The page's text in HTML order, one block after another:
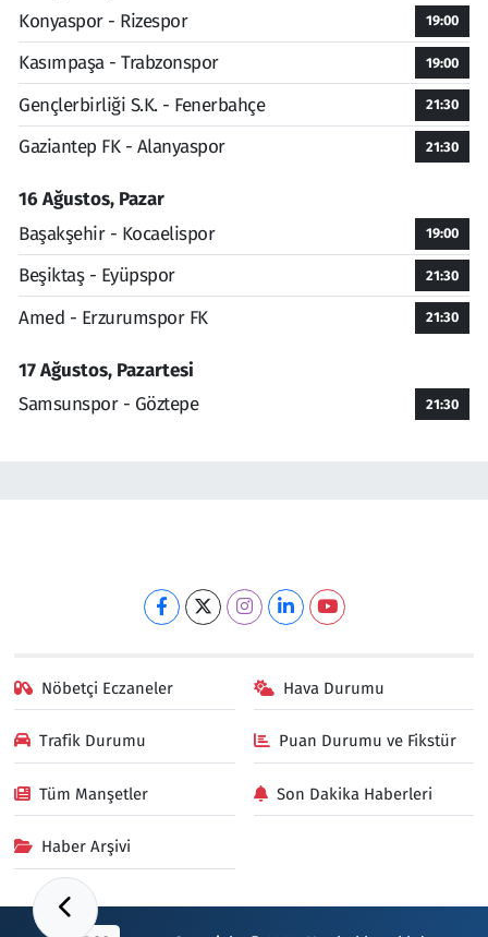
Konyaspor - Rizespor
19:00
Kasımpaşa - Trabzonspor 19:00
Gençlerbirliği S.K. - Fenerbahçe 21:30
Gaziantep FK - Alanyaspor 21:30
16 Ağustos, Pazar
Başakşehir - Kocaelispor
19:00
Beşiktaş - Eyüpspor 21:30
Amed - Erzurumspor FK 21:30
17 Ağustos, Pazartesi
Samsunspor - Göztepe
21:30
Nöbetçi Eczaneler Hava Durumu
Trafik Durumu Puan Durumu ve Fikstür
Tüm Manşetler Son Dakika Haberleri
Haber Arşivi